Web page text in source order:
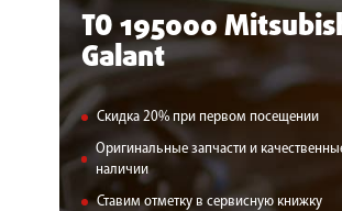
ГАРАНТИИ
О СЕРВИСЕ
АКЦИИ
УСЛУГИ
КОРП.КЛИЕНТАМ
ТО 195000
Galant
Скидка 20% при первом посещении
Оригинальные запчасти и
наличии
Ставим отметку в сервисную книжку